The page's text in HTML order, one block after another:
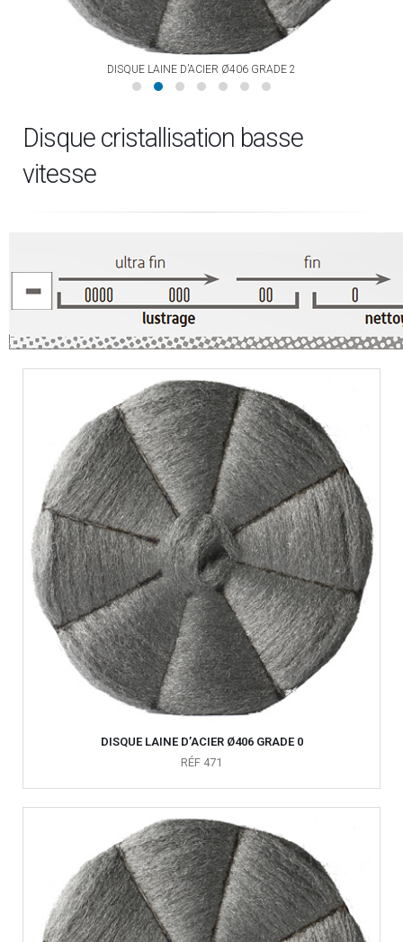
DISQUE LAINE D’ACIER Ø406 GRADE 2
Disque cristallisation basse
vitesse
DISQUE LAINE D’ACIER Ø406 GRADE 0
RÉF 471